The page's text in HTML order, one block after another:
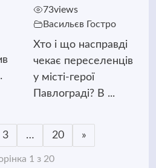
73views
Васильєв Гостро
Хто і що насправді
чекає переселенців
у місті-герої
Павлограді? В ...
3 … 20 »
1 з 20